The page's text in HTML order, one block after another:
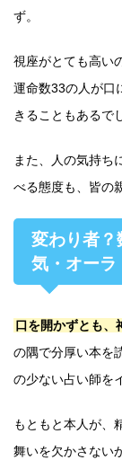
ず。
視座がとても高い
運命数33の人が口
きることもあるで
また、人の気持ち
べる態度も、皆の
変わり者？
気・オーラ
口を開かずとも、
の隅で分厚い本を
の少ない占い師を
もともと本人が、
舞いを欠かさない